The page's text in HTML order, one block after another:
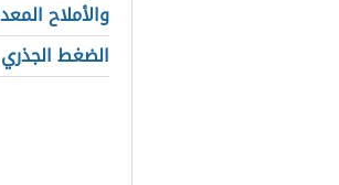
كيف تمتص
النباتات الماء
كيف تمتص